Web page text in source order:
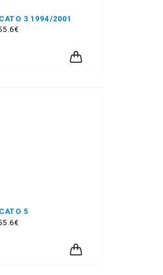
3 1994/2001
5